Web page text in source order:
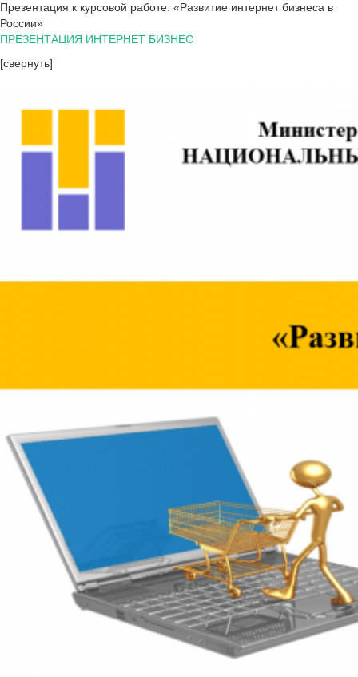
Презентация к курсовой работе: «Развитие интернет бизнеса в
России»
ПРЕЗЕНТАЦИЯ ИНТЕРНЕТ БИЗНЕС
[свернуть]